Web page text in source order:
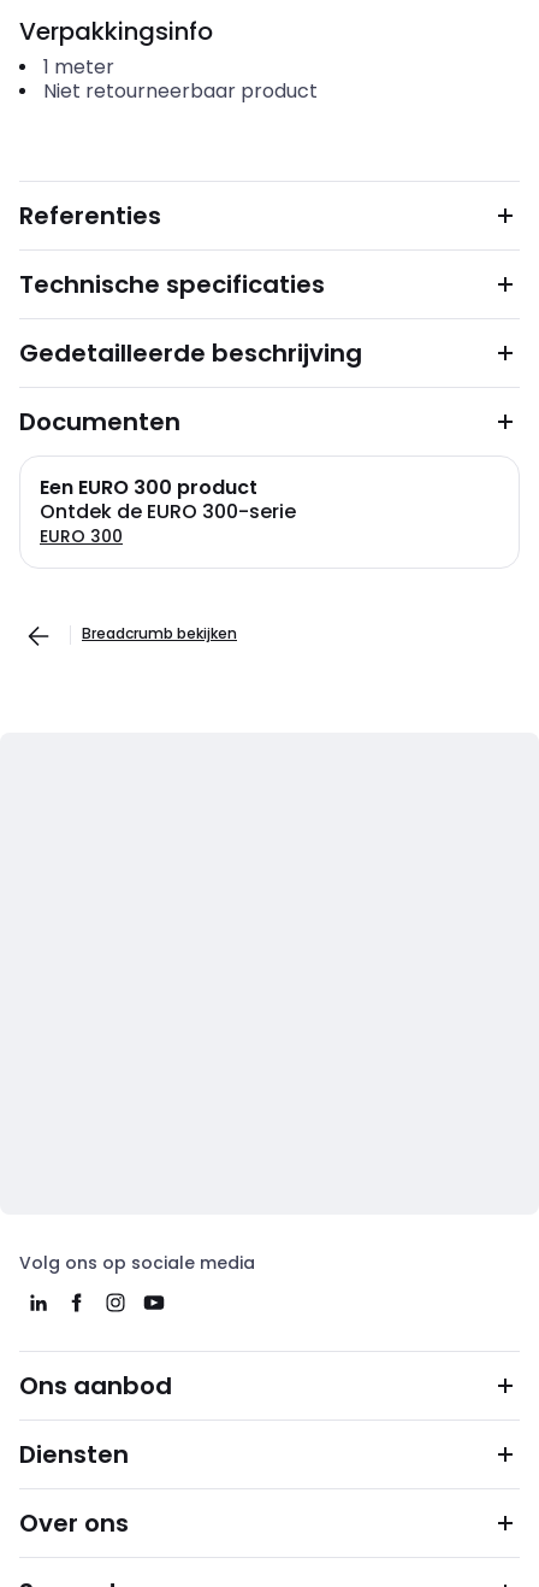
Verpakkingsinfo
1 meter
Niet retourneerbaar product
Referenties
Technische specificaties
Gedetailleerde beschrijving
Documenten
Een EURO 300 product
Ontdek de EURO 300-serie
EURO 300
Breadcrumb bekijken
Volg ons op sociale media
Ons aanbod
Diensten
Over ons